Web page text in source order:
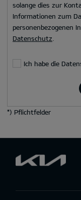
solange dies zur
Informationen zum
personenbezogenen
Datenschutz
Ich habe die
*) Pflichtfelder